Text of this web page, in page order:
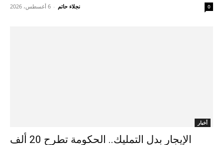
نجلاء حاتم - 6 أغسطس، 2026 0
أخبار
الإيجار بدل التمليك.. الحكومة تطرح 20 ألف